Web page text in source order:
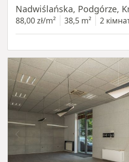
Nadwiślańska, Podgórze,
88,00 zł/m² 38,5 m² 2